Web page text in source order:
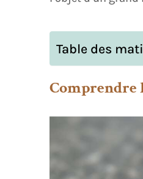
Table des
Comprendre